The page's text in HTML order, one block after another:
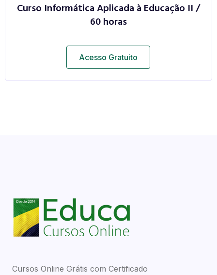
Curso Informática Aplicada à Educação II /
60 horas
Acesso Gratuito
Cursos Online Grátis com Certificado